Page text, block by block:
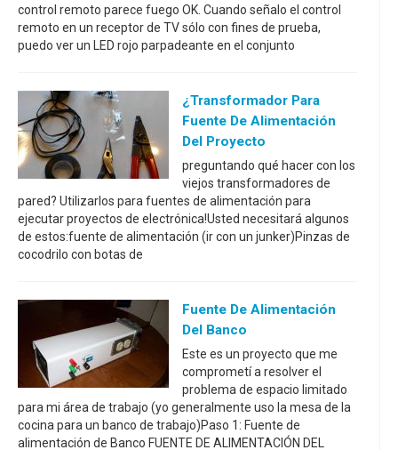
control remoto parece fuego OK. Cuando señalo el control
remoto en un receptor de TV sólo con fines de prueba,
puedo ver un LED rojo parpadeante en el conjunto
¿transformador Para
Fuente De Alimentación
Del Proyecto
preguntando qué hacer con los
viejos transformadores de
pared? Utilizarlos para fuentes de alimentación para
ejecutar proyectos de electrónica!Usted necesitará algunos
de estos:fuente de alimentación (ir con un junker)Pinzas de
cocodrilo con botas de
Fuente De Alimentación
Del Banco
Este es un proyecto que me
comprometí a resolver el
problema de espacio limitado
para mi área de trabajo (yo generalmente uso la mesa de la
cocina para un banco de trabajo)Paso 1: Fuente de
alimentación de Banco FUENTE DE ALIMENTACIÓN DEL